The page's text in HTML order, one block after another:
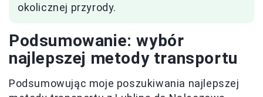
okolicznej przyrody.
Podsumowanie: wybór
najlepszej metody transportu
Podsumowując moje poszukiwania najlepszej